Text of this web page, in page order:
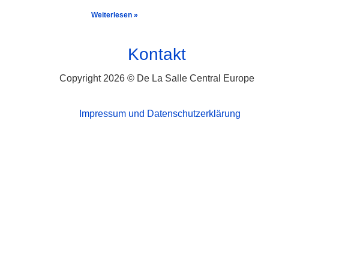
Weiterlesen »
Kontakt
Copyright 2026 © De La Salle Central Europe
Impressum und Datenschutzerklärung